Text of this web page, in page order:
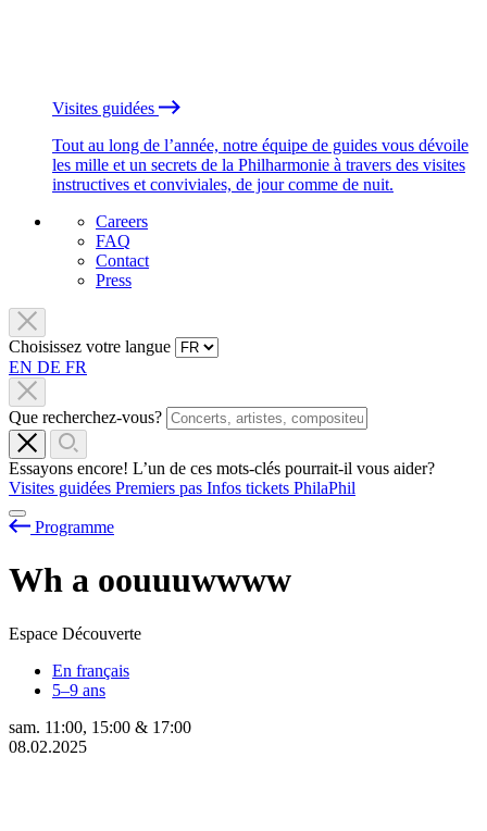
Visites guidées
Tout au long de l’année, notre équipe de guides vous dévoile
les mille et un secrets de la Philharmonie à travers des visites
instructives et conviviales, de jour comme de nuit.
Careers
FAQ
Contact
Press
Choisissez votre langue
EN DE FR
Que recherchez-vous?
Essayons encore! L’un de ces mots-clés pourrait-il vous aider?
Visites guidées Premiers pas Infos tickets PhilaPhil
Programme
Wh a oouuuwwww
Espace Découverte
En français
5–9 ans
sam. 11:00, 15:00 & 17:00
08.02.2025